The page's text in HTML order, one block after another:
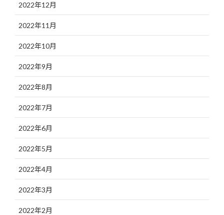
2022年12月
2022年11月
2022年10月
2022年9月
2022年8月
2022年7月
2022年6月
2022年5月
2022年4月
2022年3月
2022年2月